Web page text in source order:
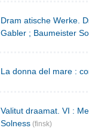
Dram atische Werke.
Gabler ; Baumeister
La donna del mare :
Valitut draamat. VI :
Solness (finsk)